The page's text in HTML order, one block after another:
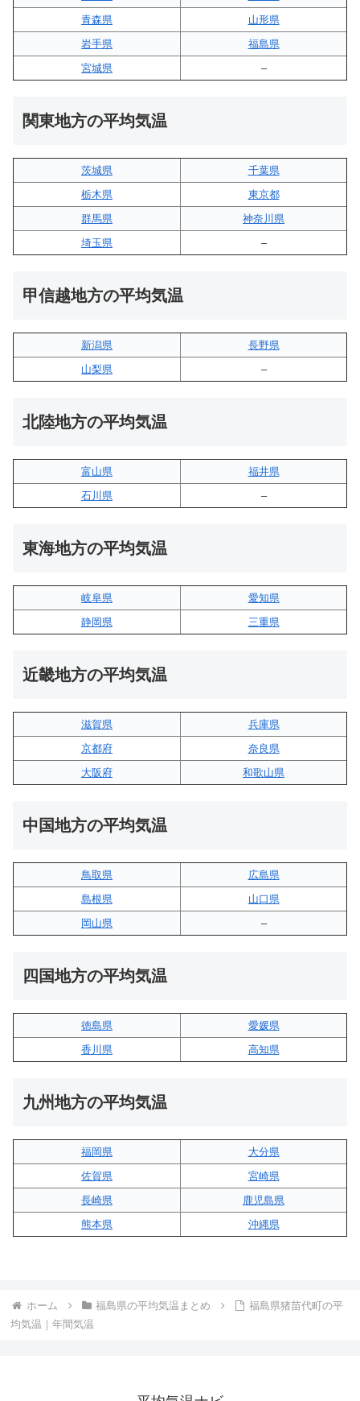
青森県
山形県
岩手県
福島県
宮城県
–
関東地方の平均気温
茨城県
千葉県
栃木県
東京都
群馬県
神奈川県
埼玉県
–
甲信越地方の平均気温
新潟県
長野県
山梨県
–
北陸地方の平均気温
富山県
福井県
石川県
–
東海地方の平均気温
岐阜県
愛知県
静岡県
三重県
近畿地方の平均気温
滋賀県
兵庫県
京都府
奈良県
大阪府
和歌山県
中国地方の平均気温
鳥取県
広島県
島根県
山口県
岡山県
–
四国地方の平均気温
徳島県
愛媛県
香川県
高知県
九州地方の平均気温
福岡県
大分県
佐賀県
宮崎県
長崎県
鹿児島県
熊本県
沖縄県
ホーム 福島県の平均気温まとめ
福島県猪苗代町の平
均気温｜年間気温